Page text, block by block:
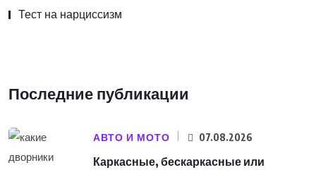
Тест на нарциссизм
Последние публикации
АВТО И МОТО 07.08.2026
Каркасные, бескаркасные или